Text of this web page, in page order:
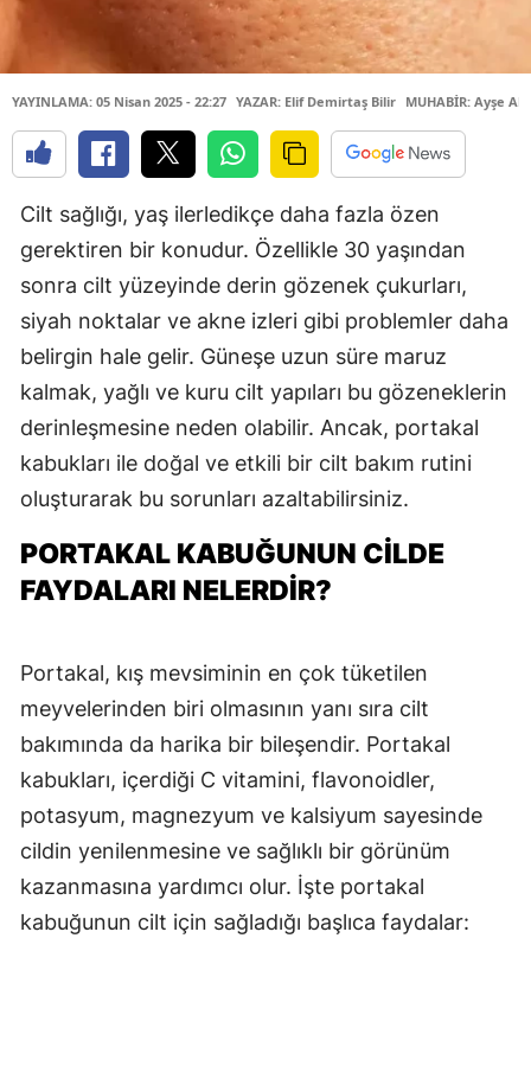
YAYINLAMA: 05 Nisan 2025 - 22:27 YAZAR: Elif Demirtaş Bilir MUHABİR: Ayşe
Cilt sağlığı, yaş ilerledikçe daha fazla özen
gerektiren bir konudur. Özellikle 30 yaşından
sonra cilt yüzeyinde derin gözenek çukurları,
siyah noktalar ve akne izleri gibi problemler daha
belirgin hale gelir. Güneşe uzun süre maruz
kalmak, yağlı ve kuru cilt yapıları bu gözeneklerin
derinleşmesine neden olabilir. Ancak, portakal
kabukları ile doğal ve etkili bir cilt bakım rutini
oluşturarak bu sorunları azaltabilirsiniz.
PORTAKAL KABUĞUNUN CILDE
FAYDALARI NELERDIR?
Portakal, kış mevsiminin en çok tüketilen
meyvelerinden biri olmasının yanı sıra cilt
bakımında da harika bir bileşendir. Portakal
kabukları, içerdiği C vitamini, flavonoidler,
potasyum, magnezyum ve kalsiyum sayesinde
cildin yenilenmesine ve sağlıklı bir görünüm
kazanmasına yardımcı olur. İşte portakal
kabuğunun cilt için sağladığı başlıca faydalar: